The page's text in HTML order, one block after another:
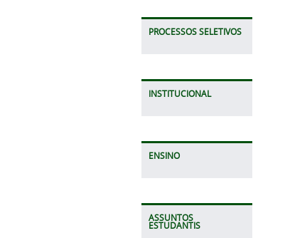
PROCESSOS SELETIVOS
INSTITUCIONAL
ENSINO
ASSUNTOS
ESTUDANTIS